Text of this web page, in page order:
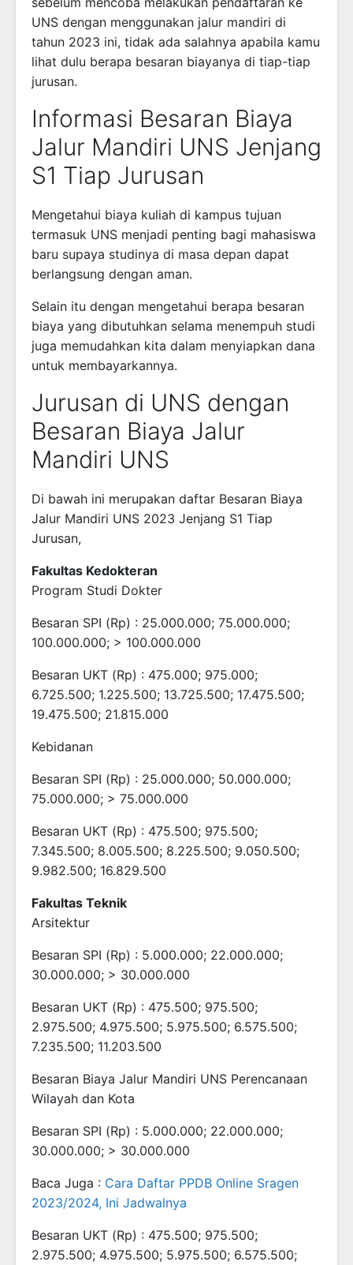
UNS dengan menggunakan jalur mandiri di
tahun 2023 ini, tidak ada salahnya apabila kamu
lihat dulu berapa besaran biayanya di tiap-tiap
jurusan.
Informasi Besaran Biaya
Jalur Mandiri UNS Jenjang
S1 Tiap Jurusan
Mengetahui biaya kuliah di kampus tujuan
termasuk UNS menjadi penting bagi mahasiswa
baru supaya studinya di masa depan dapat
berlangsung dengan aman.
Selain itu dengan mengetahui berapa besaran
biaya yang dibutuhkan selama menempuh studi
juga memudahkan kita dalam menyiapkan dana
untuk membayarkannya.
Jurusan di UNS dengan
Besaran Biaya Jalur
Mandiri UNS
Di bawah ini merupakan daftar Besaran Biaya
Jalur Mandiri UNS 2023 Jenjang S1 Tiap
Jurusan,
Fakultas Kedokteran
Program Studi Dokter
Besaran SPI (Rp) : 25.000.000; 75.000.000;
100.000.000; > 100.000.000
Besaran UKT (Rp) : 475.000; 975.000;
6.725.500; 1.225.500; 13.725.500; 17.475.500;
19.475.500; 21.815.000
Kebidanan
Besaran SPI (Rp) : 25.000.000; 50.000.000;
75.000.000; > 75.000.000
Besaran UKT (Rp) : 475.500; 975.500;
7.345.500; 8.005.500; 8.225.500; 9.050.500;
9.982.500; 16.829.500
Fakultas Teknik
Arsitektur
Besaran SPI (Rp) : 5.000.000; 22.000.000;
30.000.000; > 30.000.000
Besaran UKT (Rp) : 475.500; 975.500;
2.975.500; 4.975.500; 5.975.500; 6.575.500;
7.235.500; 11.203.500
Besaran Biaya Jalur Mandiri UNS Perencanaan
Wilayah dan Kota
Besaran SPI (Rp) : 5.000.000; 22.000.000;
30.000.000; > 30.000.000
Baca Juga : Cara Daftar PPDB Online Sragen
2023/2024, Ini Jadwalnya
Besaran UKT (Rp) : 475.500; 975.500;
2.975.500; 4.975.500; 5.975.500; 6.575.500;